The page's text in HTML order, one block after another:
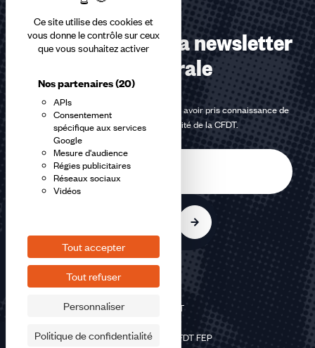
Ce site utilise des cookies et
vous donne le contrôle sur ceux
que vous souhaitez activer
Nos partenaires(20)
APIs
Consentement
spécifique aux services
Google
Mesure d'audience
Régies publicitaires
Réseaux sociaux
Vidéos
Tout accepter
Tout refuser
Personnaliser
Politique de confidentialité
Abonnez-vous à la newsletter
confédérale
En m'inscrivant à la newsletter, j'affirme avoir pris connaissance de
lapolitique de confidentialité de la CFDT.
©2026 CFDT
Mentions légales CFDT FEP